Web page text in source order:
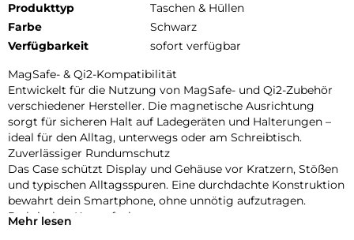
Produkttyp
Taschen & Hüllen
Farbe
Schwarz
Verfügbarkeit
sofort verfügbar
MagSafe- & Qi2-Kompatibilität
Entwickelt für die Nutzung von MagSafe- und Qi2-Zubehör
verschiedener Hersteller. Die magnetische Ausrichtung
sorgt für sicheren Halt auf Ladegeräten und Halterungen –
ideal für den Alltag, unterwegs oder am Schreibtisch.
Zuverlässiger Rundumschutz
Das Case schützt Display und Gehäuse vor Kratzern, Stößen
und typischen Alltagsspuren. Eine durchdachte Konstruktion
bewahrt dein Smartphone, ohne unnötig aufzutragen.
Praktisches Kartenfach
Mehr lesen